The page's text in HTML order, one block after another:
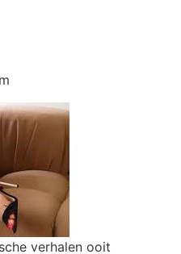
verhalen ooit